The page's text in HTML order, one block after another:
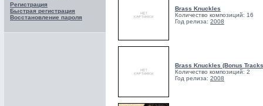
Регистрация
Быстрая регистрация
Восстановление пароля
Brass Knuckles
Количество композиций: 16
Год релиза: 2008
Brass Knuckles (Bonus
Количество композиций: 2
Год релиза: 2008